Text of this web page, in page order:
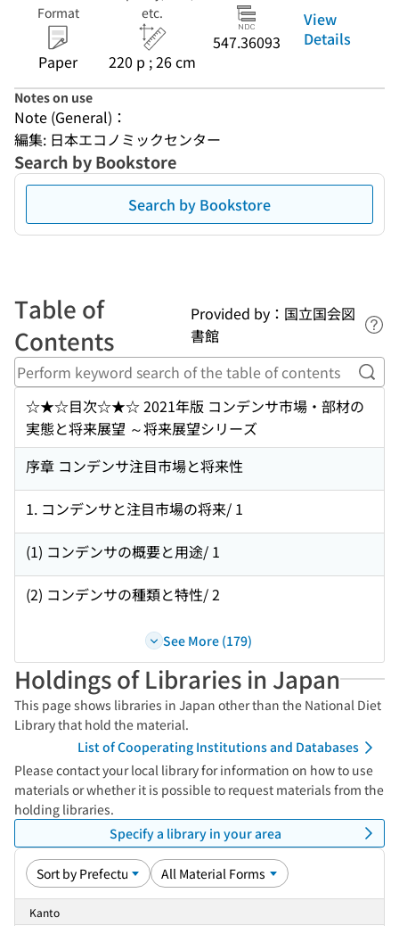
Format
Paper
etc.
220 p ; 26 cm
547.36093
View
Details
Notes on use
Note (General)：
編集: 日本エコノミックセンター
Search by Bookstore
Search by Bookstore
Table of
Contents
Provided by：国立国会図
書館
☆★☆目次☆★☆ 2021年版 コンデンサ市場・部材の
実態と将来展望 ～将来展望シリーズ
序章 コンデンサ注目市場と将来性
1. コンデンサと注目市場の将来/ 1
(1) コンデンサの概要と用途/ 1
(2) コンデンサの種類と特性/ 2
See More (179)
Holdings of Libraries in Japan
This page shows libraries in Japan other than the National Diet
Library that hold the material.
List of Cooperating Institutions and Databases
Please contact your local library for information on how to use
materials or whether it is possible to request materials from the
holding libraries.
Specify a library in your area
Kanto